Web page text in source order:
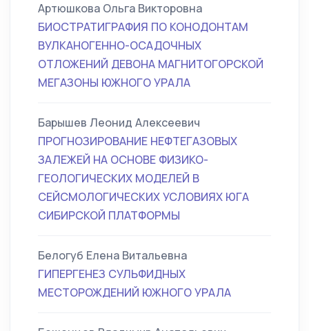
Артюшкова Ольга Викторовна
БИОСТРАТИГРАФИЯ ПО КОНОДОНТАМ
ВУЛКАНОГЕННО-ОСАДОЧНЫХ
ОТЛОЖЕНИЙ ДЕВОНА МАГНИТОГОРСКОЙ
МЕГАЗОНЫ ЮЖНОГО УРАЛА
Барышев Леонид Алексеевич
ПРОГНОЗИРОВАНИЕ НЕФТЕГАЗОВЫХ
ЗАЛЕЖЕЙ НА ОСНОВЕ ФИЗИКО-
ГЕОЛОГИЧЕСКИХ МОДЕЛЕЙ В
СЕЙСМОЛОГИЧЕСКИХ УСЛОВИЯХ ЮГА
СИБИРСКОЙ ПЛАТФОРМЫ
Белогуб Елена Витальевна
ГИПЕРГЕНЕЗ СУЛЬФИДНЫХ
МЕСТОРОЖДЕНИЙ ЮЖНОГО УРАЛА